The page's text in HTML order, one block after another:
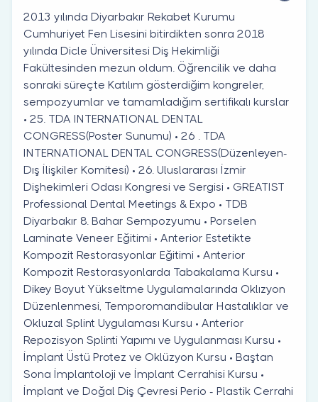
2013 yılında Diyarbakır Rekabet Kurumu
Cumhuriyet Fen Lisesini bitirdikten sonra 2018
yılında Dicle Üniversitesi Diş Hekimliği
Fakültesinden mezun oldum. Öğrencilik ve daha
sonraki süreçte Katılım gösterdiğim kongreler,
sempozyumlar ve tamamladığım sertifikalı kurslar
• 25. TDA INTERNATIONAL DENTAL
CONGRESS(Poster Sunumu) • 26 . TDA
INTERNATIONAL DENTAL CONGRESS(Düzenleyen-
Dış İlişkiler Komitesi) • 26. Uluslararası İzmir
Dişhekimleri Odası Kongresi ve Sergisi • GREATIST
Professional Dental Meetings & Expo • TDB
Diyarbakır 8. Bahar Sempozyumu • Porselen
Laminate Veneer Eğitimi • Anterior Estetikte
Kompozit Restorasyonlar Eğitimi • Anterior
Kompozit Restorasyonlarda Tabakalama Kursu •
Dikey Boyut Yükseltme Uygulamalarında Oklızyon
Düzenlenmesi, Temporomandibular Hastalıklar ve
Okluzal Splint Uygulaması Kursu • Anterior
Repozisyon Splinti Yapımı ve Uygulanması Kursu •
İmplant Üstü Protez ve Oklüzyon Kursu • Baştan
Sona İmplantoloji ve İmplant Cerrahisi Kursu •
İmplant ve Doğal Diş Çevresi Perio - Plastik Cerrahi